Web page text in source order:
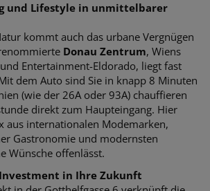
und Lifestyle in unmittelbarer
kommt auch das urbane Vergnügen
Donau Zentrum, Wiens
Entertainment-Eldorado, liegt fast
dem Auto sind Sie in knapp 8 Minuten
(wie der 26A oder 93A) chauffieren
direkt zum Haupteingang. Hier
aus internationalen Modemarken,
Gastronomie und modernsten
Wünsche offenlässt.
in Ihre Zukunft